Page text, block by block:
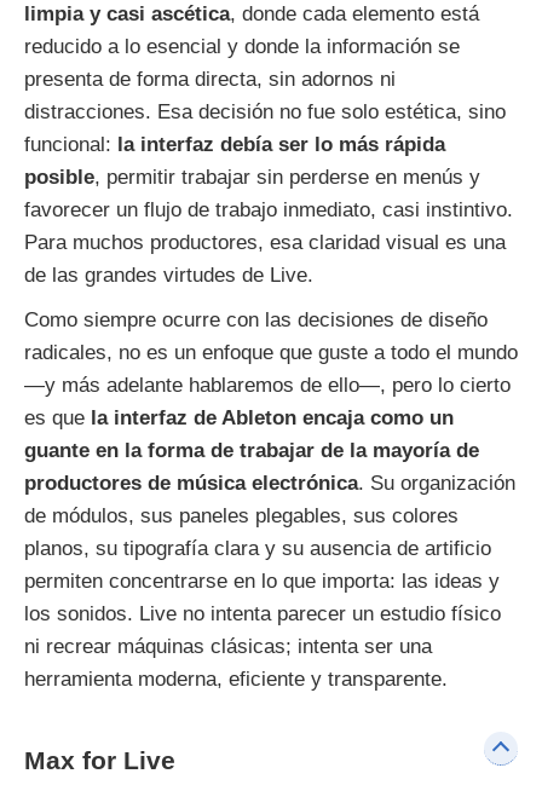
limpia y casi ascética, donde cada elemento está
reducido a lo esencial y donde la información se
presenta de forma directa, sin adornos ni
distracciones. Esa decisión no fue solo estética, sino
funcional: la interfaz debía ser lo más rápida
posible, permitir trabajar sin perderse en menús y
favorecer un flujo de trabajo inmediato, casi instintivo.
Para muchos productores, esa claridad visual es una
de las grandes virtudes de Live.
Como siempre ocurre con las decisiones de diseño
radicales, no es un enfoque que guste a todo el mundo
—y más adelante hablaremos de ello—, pero lo cierto
es que la interfaz de Ableton encaja como un
guante en la forma de trabajar de la mayoría de
productores de música electrónica. Su organización
de módulos, sus paneles plegables, sus colores
planos, su tipografía clara y su ausencia de artificio
permiten concentrarse en lo que importa: las ideas y
los sonidos. Live no intenta parecer un estudio físico
ni recrear máquinas clásicas; intenta ser una
herramienta moderna, eficiente y transparente.
Max for Live